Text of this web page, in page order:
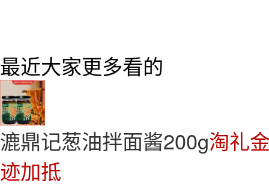
最近大家更多看的
漉鼎记葱油拌面酱200g淘礼
迹加抵